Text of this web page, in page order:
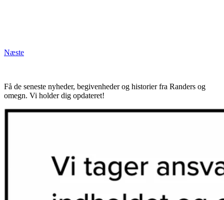
Næste
Få de seneste nyheder, begivenheder og historier fra Randers og
omegn. Vi holder dig opdateret!